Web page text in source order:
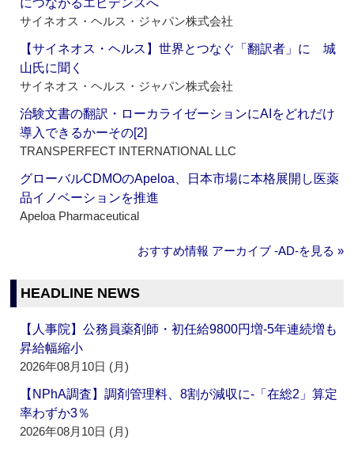
につながるエビデンスへ
サイネオス・ヘルス・ジャパン株式会社
【サイネオス・ヘルス】世界とつなぐ「翻訳者」に 城
山氏に聞く
サイネオス・ヘルス・ジャパン株式会社
治験文書の翻訳・ローカライゼーションにAIをどれだけ
導入できるかーその[2]
TRANSPERFECT INTERNATIONAL LLC
グローバルCDMOのApeloa、日本市場に本格展開し医薬
品イノベーションを推進
Apeloa Pharmaceutical
おすすめ情報 アーカイブ ‐AD‐を見る »
HEADLINE NEWS
【人事院】公務員薬剤師・初任給9800円増‐5年連続増も
昇給幅縮小
2026年08月10日 (月)
【NPhA調査】調剤管理料、8割が減収に‐「在総2」算定
率わずか3％
2026年08月10日 (月)